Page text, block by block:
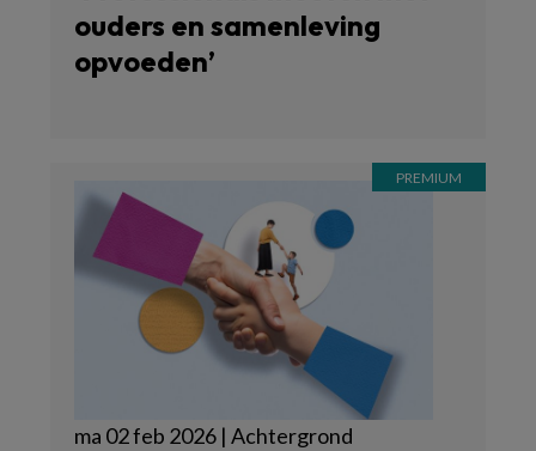
ouders en samenleving
opvoeden’
ma 02 feb 2026 | Achtergrond